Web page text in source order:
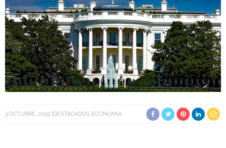
3 OCTUBRE, 2019 DESTACADOS ECONOMIA